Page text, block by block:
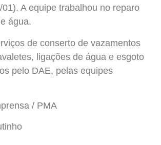
A equipe trabalhou no reparo
água.
de conserto de vazamentos
ligações de água e esgoto
pelo DAE, pelas equipes
/ PMA